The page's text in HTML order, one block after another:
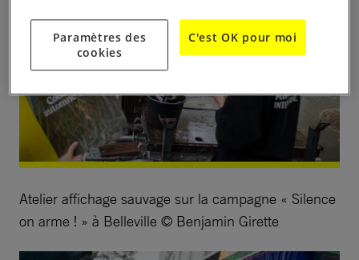
Atelier affichage sauvage sur la campagne « Silence
on arme ! » à Belleville © Benjamin Girette
Paramètres des
cookies
C'est OK pour moi